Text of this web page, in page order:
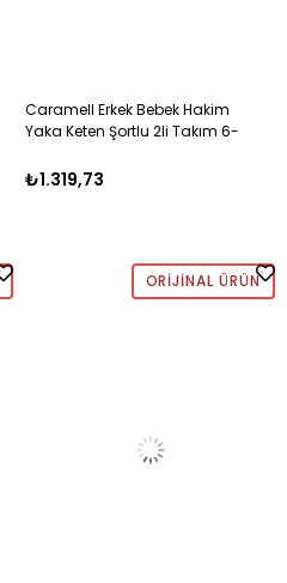
Caramell Erkek Bebek Hakim
Yaka Keten Şortlu 2li Takım 6-
₺1.319,73
ORIJINAL ÜRÜN